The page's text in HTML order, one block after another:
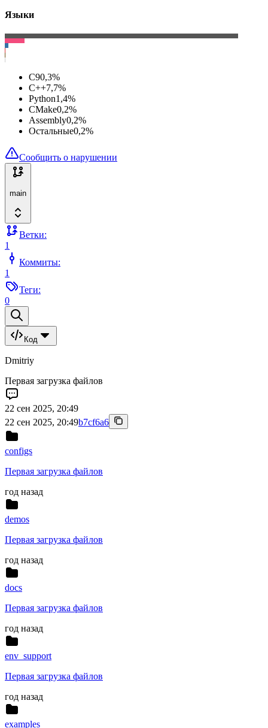
Языки
C90,3%
C++7,7%
Python1,4%
CMake0,2%
Assembly0,2%
Остальные0,2%
Сообщить о нарушении
main
Ветки:
1
Коммиты:
1
Теги:
0
Код
Dmitriy
Первая загрузка файлов
22 сен 2025, 20:49
22 сен 2025, 20:49b7cf6a6
configs
Первая загрузка файлов
год назад
demos
Первая загрузка файлов
год назад
docs
Первая загрузка файлов
год назад
env_support
Первая загрузка файлов
год назад
examples